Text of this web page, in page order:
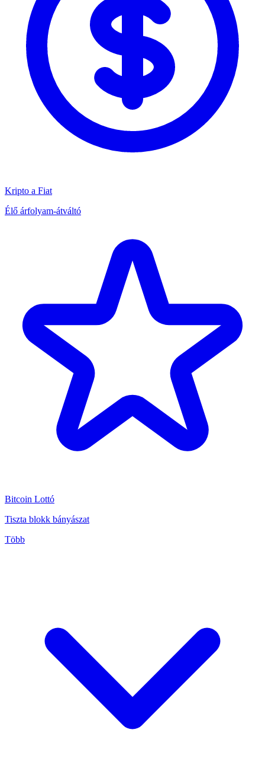
Kripto a Fiat
Élő árfolyam-átváltó
Bitcoin Lottó
Tiszta blokk bányászat
Több